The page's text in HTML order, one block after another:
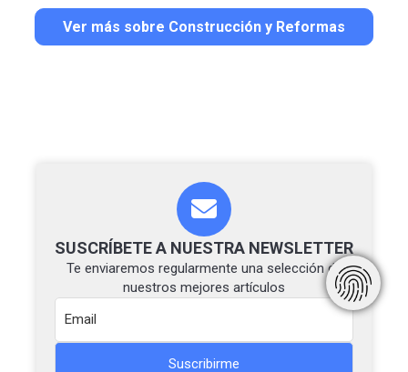
Ver más sobre Construcción y Reformas
SUSCRÍBETE A NUESTRA NEWSLETTER
Te enviaremos regularmente una selección de
nuestros mejores artículos